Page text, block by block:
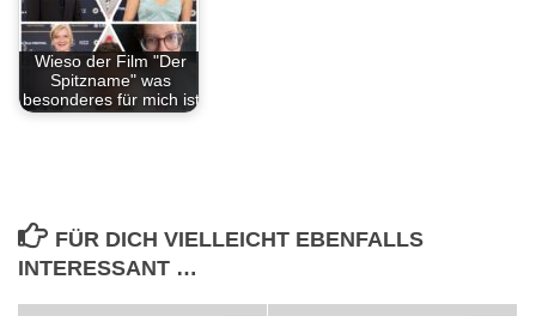
Wieso der Film "Der
Spitzname" was
besonderes für mich ist
FÜR DICH VIELLEICHT EBENFALLS
INTERESSANT …